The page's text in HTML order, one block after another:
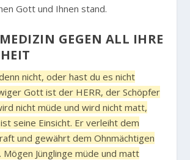
Gott und Ihnen stand.
GEGEN ALL IHRE
nicht, oder hast du es nicht
Gott ist der HERR, der Schöpfer
nicht müde und wird nicht matt,
seine Einsicht. Er verleiht dem
und gewährt dem Ohnmächtigen
Mögen Jünglinge müde und matt